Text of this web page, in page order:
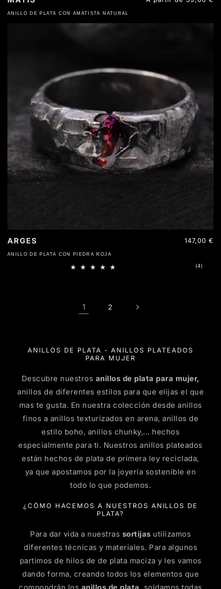
ANILLO DE PLATA CON AMATISTA NATURAL
habitual
ANILLO DE PLATA CON PIEDRA ROJA
ARGES
(4)
Precio
147,00 €
1 2
ANILLOS DE PLATA - ANILLOS PLATEADOS
PARA MUJER
Descubre nuestros anillos de plata para mujer,
anillos de diferentes estilos para que elijas el que
mas te gusta. En nuestra colección desde anillos
finos a anillos texturizados en arena, anillos de
estilo boho, anillos chunky,... hechos
especialmente para ti. Nuestros anillos plateados
están hechos de plata de primera ley reciclada,
ya que apostamos por la joyería sostenible en
todo lo que podemos.
¿CÓMO HACEMOS A NUESTROS ANILLOS DE
PLATA?
Para dar vida a nuestras sortijas utilizamos
diferentes técnicas y materiales. Para algunos
partimos de hilos de de plata maciza y les vamos
dando forma, creando todos los elementos que